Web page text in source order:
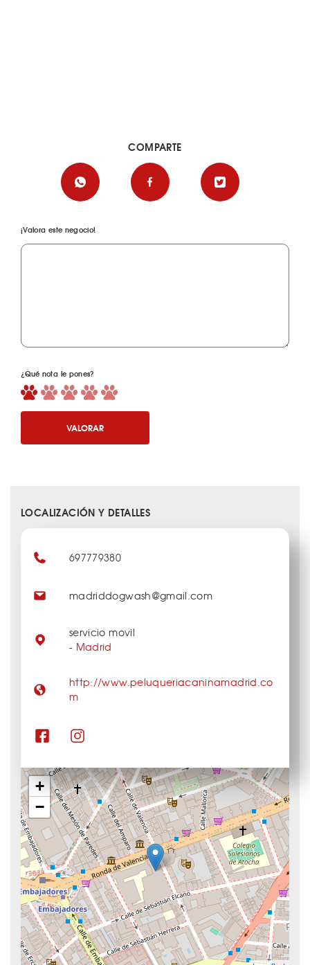
¡Valora este negocio!
¿Qué nota le pones?
VALORAR
COMPARTE
LOCALIZACIÓN Y DETALLES
+
−
697779380
madriddogwash@gmail.com
servicio movil
- Madrid
http://www.peluqueriacaninamadrid.co
m